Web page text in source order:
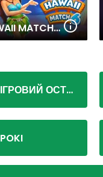
HAWAII MATCH 6
ІГРОВИЙ ОСТРІВ
POKI